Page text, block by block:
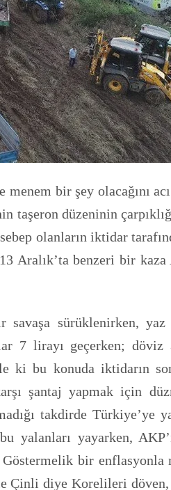
bir şey olacağını
taşeron düzeninin
olanların iktidar
Aralık’ta benzeri bir
savaşa sürüklenirken,
7 lirayı geçerken;
ki bu konuda iktidarın
şantaj yapmak için
takdirde Türkiye’ye
yayarken,
bir enflasyonla
Çinli diye Korelileri